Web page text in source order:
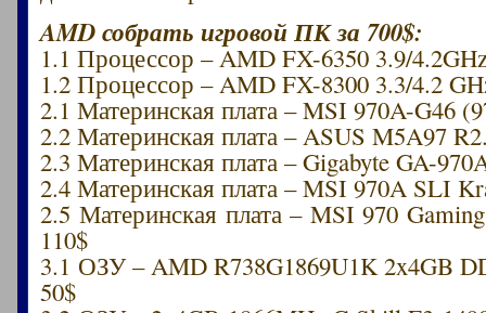
AMD собрать игровой ПК за 700$:
1.1 Процессор – AMD FX-6350 3.9/
1.2 Процессор – AMD FX-8300 3.3/4.2
2.1 Материнская плата – MSI 970A-G46
2.2 Материнская плата – ASUS M5A97
2.3 Материнская плата – Gigabyte GA-
2.4 Материнская плата – MSI 970A SLI
2.5 Материнская плата – MSI 970
110$
3.1 ОЗУ – AMD R738G1869U1K 2x4GB
50$